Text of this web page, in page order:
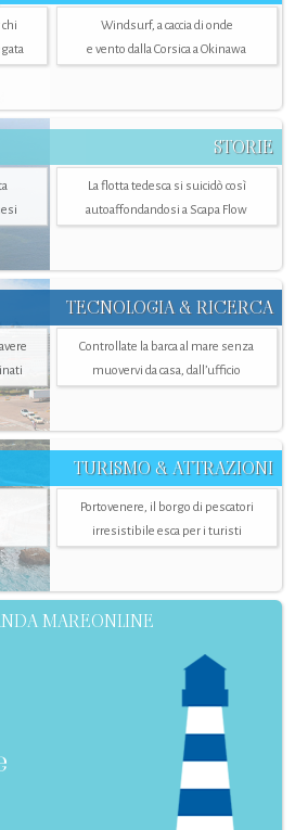
Windsurf, a caccia di onde
e vento dalla Corsica a Okinawa
STORIE
La flotta tedesca si suicidò così
autoaffondandosi a Scapa Flow
TECNOLOGIA & RICERCA
Controllate la barca al mare senza
muovervi da casa, dall’ufficio
TURISMO & ATTRAZIONI
Portovenere, il borgo di pescatori
irresistibile esca per i turisti
MAREONLINE